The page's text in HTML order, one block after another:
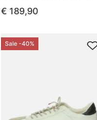
€ 189,90
Sale -40%